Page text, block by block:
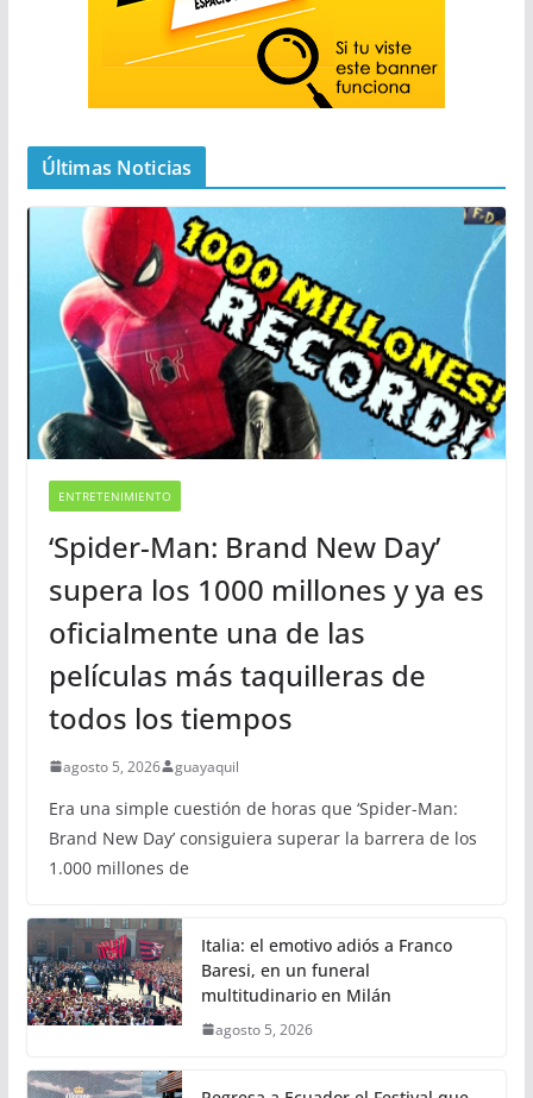
Últimas Noticias
ENTRETENIMIENTO
‘Spider-Man: Brand New Day’
supera los 1000 millones y ya es
oficialmente una de las
películas más taquilleras de
todos los tiempos
agosto 5, 2026 guayaquil
Era una simple cuestión de horas que ‘Spider-Man:
Brand New Day’ consiguiera superar la barrera de los
1.000 millones de
Italia: el emotivo adiós a Franco
Baresi, en un funeral
multitudinario en Milán
agosto 5, 2026